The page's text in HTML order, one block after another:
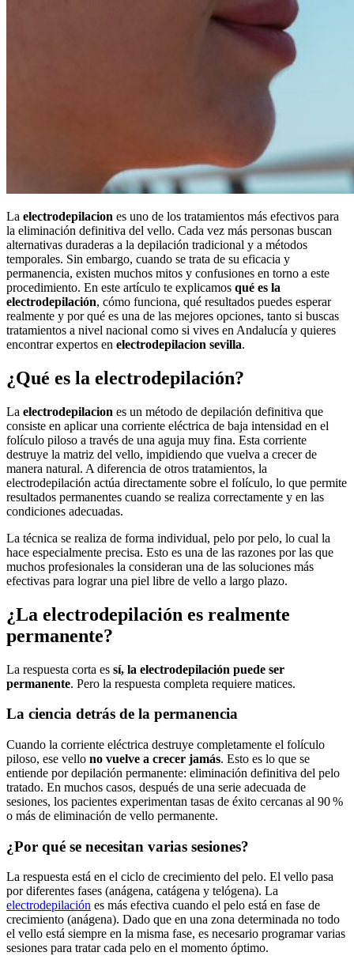
La electrodepilacion es uno de los tratamientos más efectivos para
la eliminación definitiva del vello. Cada vez más personas buscan
alternativas duraderas a la depilación tradicional y a métodos
temporales. Sin embargo, cuando se trata de su eficacia y
permanencia, existen muchos mitos y confusiones en torno a este
procedimiento. En este artículo te explicamos qué es la
electrodepilación, cómo funciona, qué resultados puedes esperar
realmente y por qué es una de las mejores opciones, tanto si buscas
tratamientos a nivel nacional como si vives en Andalucía y quieres
encontrar expertos en electrodepilacion sevilla.
¿Qué es la electrodepilación?
La electrodepilacion es un método de depilación definitiva que
consiste en aplicar una corriente eléctrica de baja intensidad en el
folículo piloso a través de una aguja muy fina. Esta corriente
destruye la matriz del vello, impidiendo que vuelva a crecer de
manera natural. A diferencia de otros tratamientos, la
electrodepilación actúa directamente sobre el folículo, lo que permite
resultados permanentes cuando se realiza correctamente y en las
condiciones adecuadas.
La técnica se realiza de forma individual, pelo por pelo, lo cual la
hace especialmente precisa. Esto es una de las razones por las que
muchos profesionales la consideran una de las soluciones más
efectivas para lograr una piel libre de vello a largo plazo.
¿La electrodepilación es realmente
permanente?
La respuesta corta es sí, la electrodepilación puede ser
permanente. Pero la respuesta completa requiere matices.
La ciencia detrás de la permanencia
Cuando la corriente eléctrica destruye completamente el folículo
piloso, ese vello no vuelve a crecer jamás. Esto es lo que se
entiende por depilación permanente: eliminación definitiva del pelo
tratado. En muchos casos, después de una serie adecuada de
sesiones, los pacientes experimentan tasas de éxito cercanas al 90 %
o más de eliminación de vello permanente.
¿Por qué se necesitan varias sesiones?
La respuesta está en el ciclo de crecimiento del pelo. El vello pasa
por diferentes fases (anágena, catágena y telógena). La
electrodepilación es más efectiva cuando el pelo está en fase de
crecimiento (anágena). Dado que en una zona determinada no todo
el vello está siempre en la misma fase, es necesario programar varias
sesiones para tratar cada pelo en el momento óptimo.